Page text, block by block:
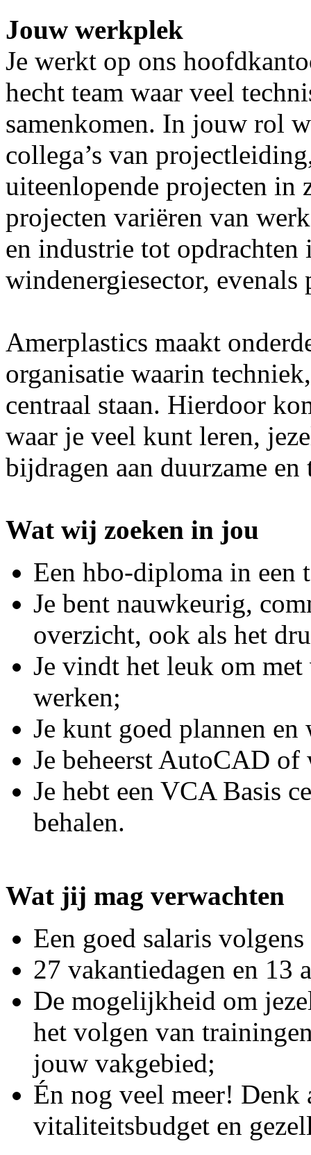
Jouw werkplek
Je werkt op ons
hecht team waar veel
samenkomen. In jouw rol
collega’s van
uiteenlopende projecten in
projecten variëren van
en industrie tot opdrachten
windenergiesector,
Amerplastics maakt
organisatie waarin
centraal staan. Hierdoor
waar je veel kunt leren,
bijdragen aan duurzame
Wat wij zoeken in jou
Een hbo-diploma in een
Je bent nauwkeurig,
overzicht, ook als het
Je vindt het leuk om met
werken;
Je kunt goed plannen
Je beheerst AutoCAD
Je hebt een VCA Basis
behalen.
Wat jij mag verwachten
Een goed salaris
27 vakantiedagen en 13
De mogelijkheid om
het volgen van
jouw vakgebied;
Én nog veel meer! Denk
vitaliteitsbudget en